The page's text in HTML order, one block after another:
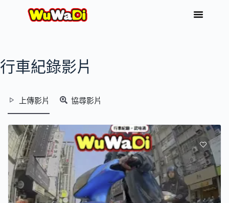
行車紀錄影片
上傳影片 協尋影片